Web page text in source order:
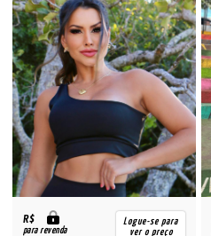
R$
para revenda
Logue-se para
ver o preço